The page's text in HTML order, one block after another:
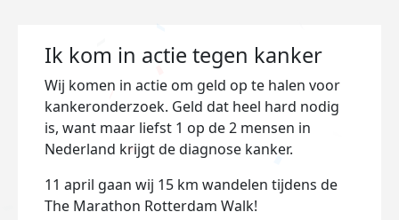
Ik kom in actie tegen kanker
Wij komen in actie om geld op te halen voor
kankeronderzoek. Geld dat heel hard nodig
is, want maar liefst 1 op de 2 mensen in
Nederland krijgt de diagnose kanker.
11 april gaan wij 15 km wandelen tijdens de
The Marathon Rotterdam Walk!